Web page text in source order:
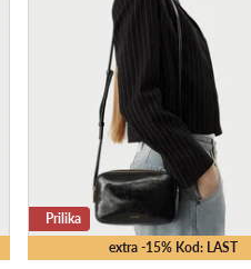
extra -15% Kod: LAST
Prilika